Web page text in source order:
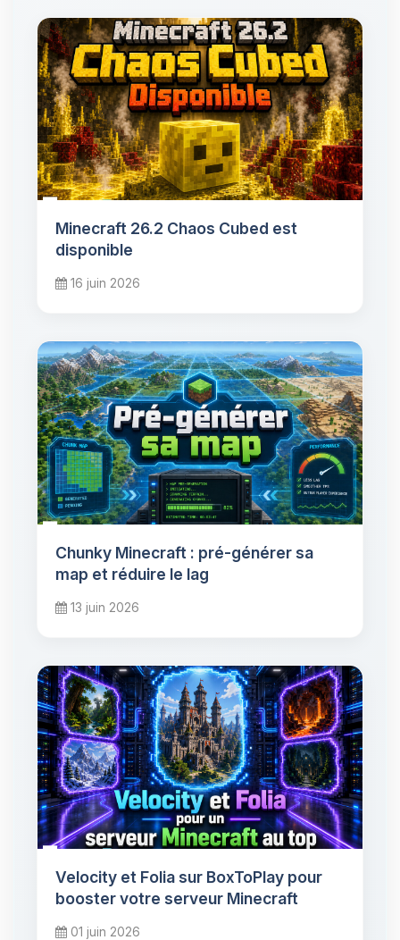
Minecraft 26.2 Chaos Cubed est
disponible
16 juin 2026
Chunky Minecraft : pré-générer sa
map et réduire le lag
13 juin 2026
Velocity et Folia sur BoxToPlay pour
booster votre serveur Minecraft
01 juin 2026